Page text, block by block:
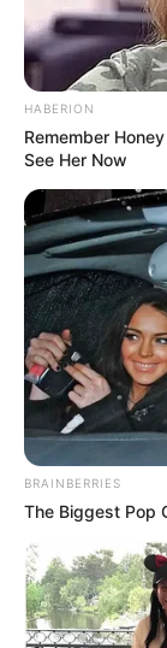
9. Gambar
makin bagus
dan anggota
HABERION
Remember
See Her Now
BRAINBERRIES
The Biggest Pop